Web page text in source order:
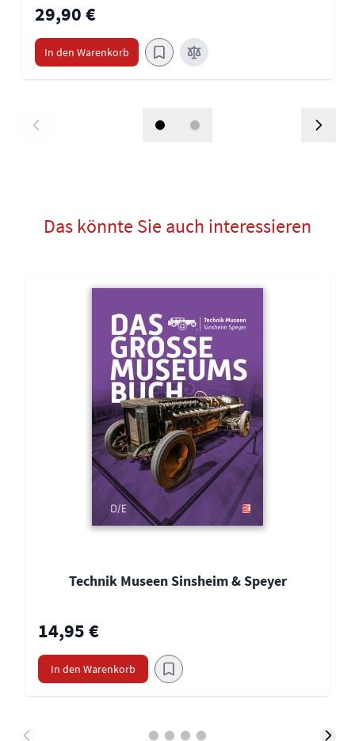
29,90 €
In den Warenkorb
Das könnte Sie auch interessieren
Technik Museen Sinsheim & Speyer
14,95 €
In den Warenkorb